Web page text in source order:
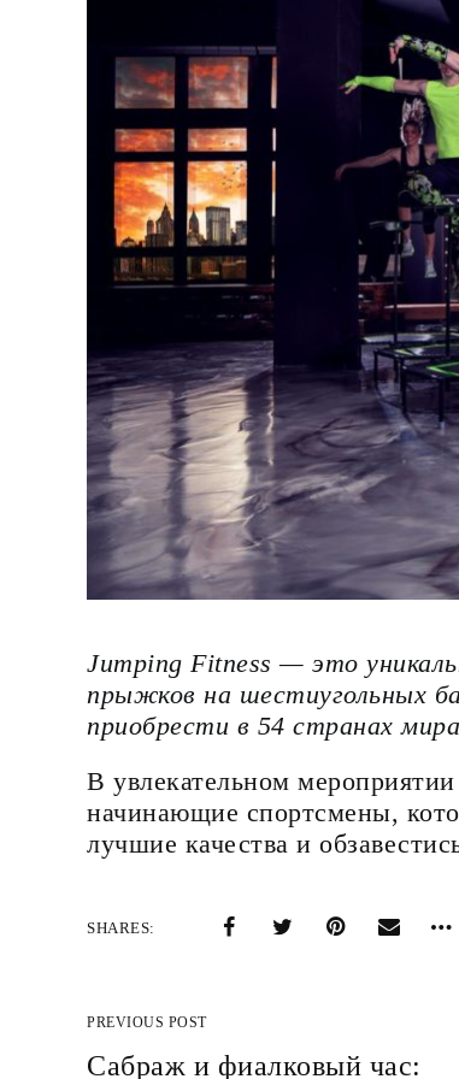
Jumping Fitness — это
прыжков на шестиугольных
приобрести в 54 странах
В увлекательном
начинающие спортсмены,
лучшие качества и
SHARES
PREVIOUS POST
Сабраж и фиалковый час: